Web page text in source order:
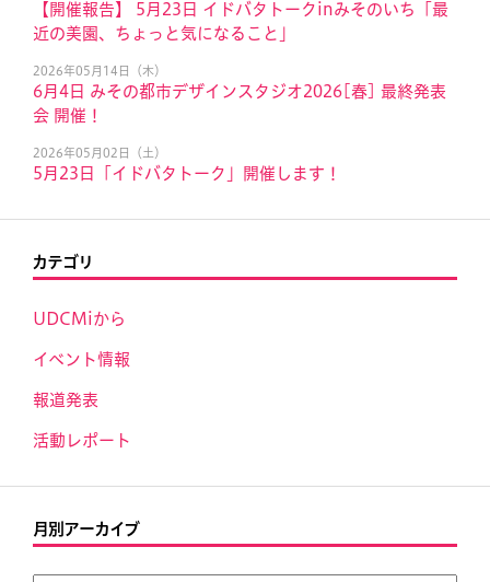
【開催報告】 5月23日 イドバタトークinみそのいち「最
近の美園、ちょっと気になること」
2026年05月14日（木）
6月4日 みその都市デザインスタジオ2026[春] 最終発表
会 開催！
2026年05月02日（土）
5月23日「イドバタトーク」開催します！
カテゴリ
UDCMiから
イベント情報
報道発表
活動レポート
月別アーカイブ